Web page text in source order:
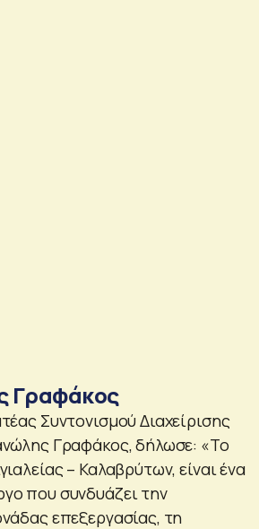
Γραφάκος
Συντονισμού Διαχείρισης
Γραφάκος, δήλωσε: «Το
– Καλαβρύτων, είναι ένα
που συνδυάζει την
επεξεργασίας, τη